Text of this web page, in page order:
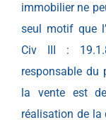
immobilier ne
seul motif que
Civ III :
responsable du
la vente est
réalisation de la